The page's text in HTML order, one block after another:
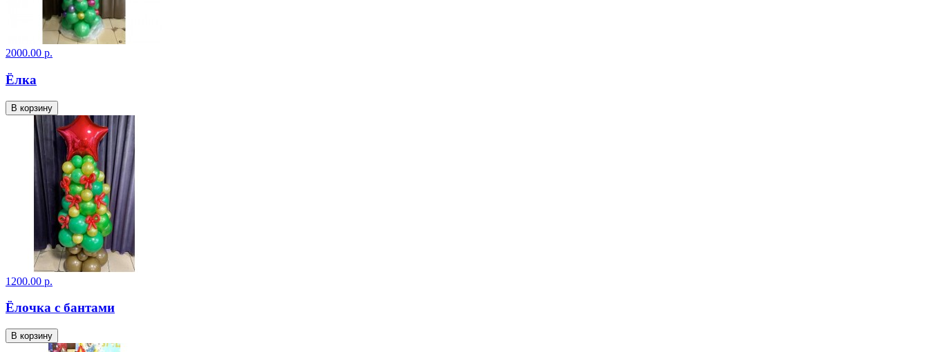
2000.00 р.
Ёлка
В корзину
1200.00 р.
Ёлочка с бантами
В корзину